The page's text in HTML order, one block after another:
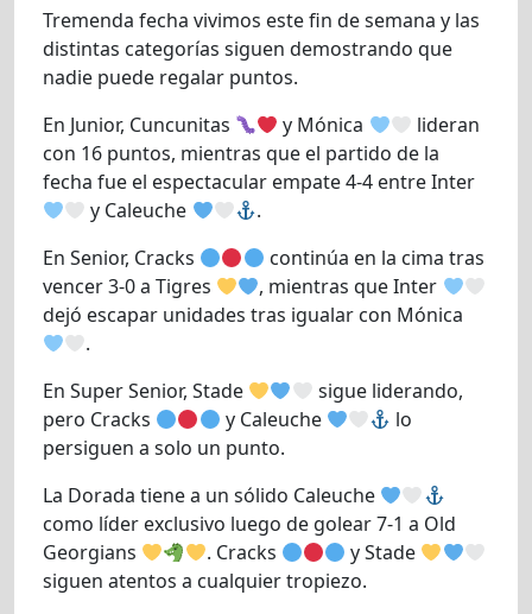
Tremenda fecha vivimos este fin de semana y las
distintas categorías siguen demostrando que
nadie puede regalar puntos.
En Junior, Cuncunitas
y Mónica
lideran
con 16 puntos, mientras que el partido de la
fecha fue el espectacular empate 4-4 entre Inter
y Caleuche
.
En Senior, Cracks
continúa en la cima tras
vencer 3-0 a Tigres
, mientras que Inter
dejó escapar unidades tras igualar con Mónica
.
En Super Senior, Stade
sigue liderando,
pero Cracks
y Caleuche
lo
persiguen a solo un punto.
La Dorada tiene a un sólido Caleuche
como líder exclusivo luego de golear 7-1 a Old
Georgians
. Cracks
y Stade
siguen atentos a cualquier tropiezo.